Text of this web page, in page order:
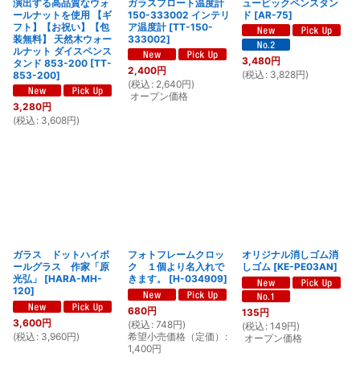
演出する高品質なウォ
ールナットを使用 【ギ
フト】【お祝い】【包
装無料】 天然木ウォー
ルナット ダイスペンス
タンド 853-200 [TT-
853-200]
3,280円
(税込 : 3,608円)
ガラスフロート温度計
150-333002 インテリ
ア温度計 [TT-150-
333002]
2,400円
(税込 : 2,640円)
オープン価格
ュービックペンスタン
ド [AR-75]
3,480円
(税込 : 3,828円)
ガラス ドットハイボ
ールグラス 作家「原
光弘」
[HARA-MH-
120]
3,600円
(税込 : 3,960円)
フォトフレームクロッ
ク １個より名入れで
きます。
[H-034909]
680円
(税込 : 748円)
希望小売価格（定価） :
1,400円
オリジナル消しゴム消
しゴム [KE-PE03AN]
135円
(税込 : 149円)
オープン価格